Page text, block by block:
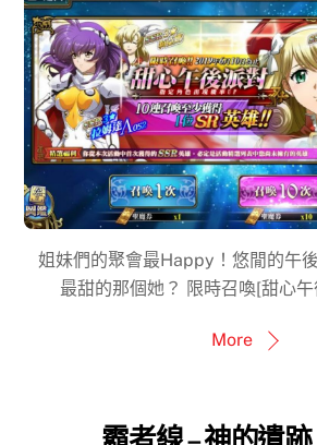
姐妹們的聚會最Happy！悠閒的午
最甜的那個她？ 限時召喚[甜心
More